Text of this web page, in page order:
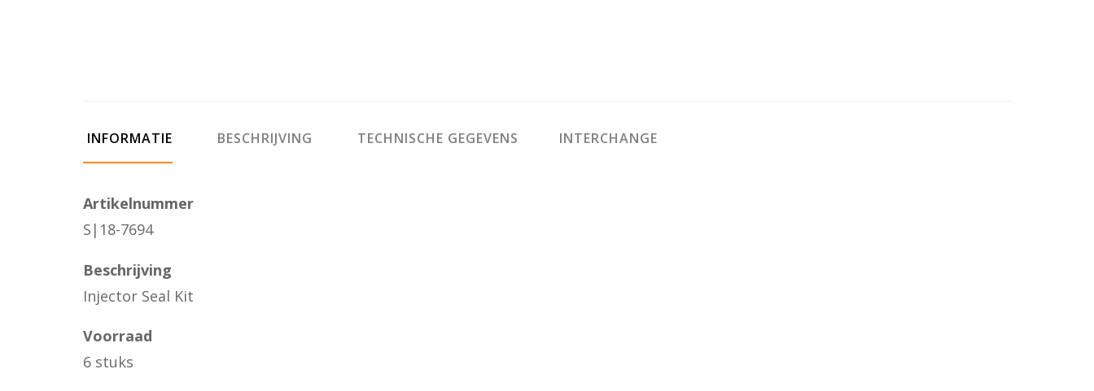
INFORMATIE BESCHRIJVING TECHNISCHE GEGEVENS INTERCHANGE
Artikelnummer
S|18-7694
Beschrijving
Injector Seal Kit
Voorraad
6 stuks